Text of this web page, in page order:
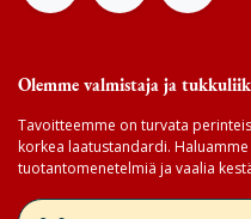
Olemme valmistaja ja
Tavoitteemme on turvata
korkea laatustandardi.
tuotantomenetelmiä ja vaalia